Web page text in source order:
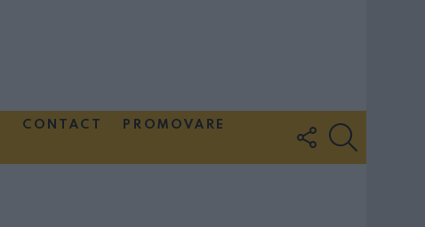
CONTACT
PROMOVARE
FOLLOW
US